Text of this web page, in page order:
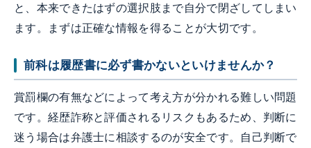
と、本来できたはずの選択肢まで自分で閉ざしてしまい
ます。まずは正確な情報を得ることが大切です。
前科は履歴書に必ず書かないといけませんか？
賞罰欄の有無などによって考え方が分かれる難しい問題
です。経歴詐称と評価されるリスクもあるため、判断に
迷う場合は弁護士に相談するのが安全です。自己判断で